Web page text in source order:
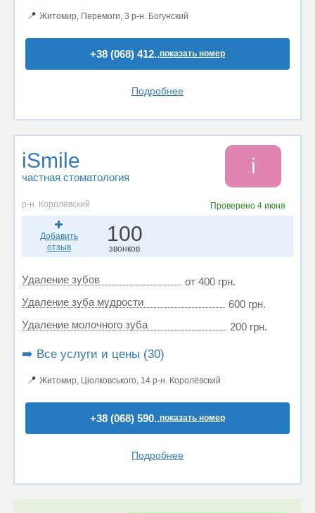
📍 Житомир, Перемоги, 3 р-н. Богунский
+38 (068) 412..показать номер
Подробнее
iSmile
частная стоматология i
р-н. Королёвский Проверено4 июня
Добавить
отзыв
100
звонков
Удаление зубов
от 400 грн.
Удаление зуба мудрости
600 грн.
Удаление молочного зуба
200 грн.
➡️ Все услуги и цены (30)
📍 Житомир, Ціолковського, 14 р-н. Королёвский
+38 (068) 590..показать номер
Подробнее